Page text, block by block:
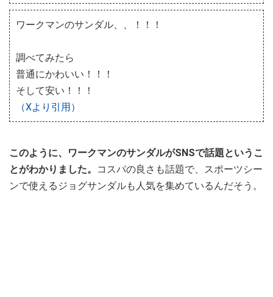
ワークマンのサンダル、、！！！
調べてみたら
普通にかわいい！！！
そして安い！！！
（Xより引用）
このように、ワークマンのサンダルがSNSで話題というこ
とがわかりました。
コスパの良さも話題で、スポーツシー
ンで使えるジョグサンダルも人気を集めているんだそう。